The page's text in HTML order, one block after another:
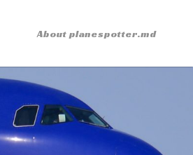
About planespotter.md